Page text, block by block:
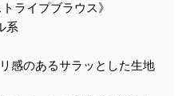
ライプブラウス》
系
感のあるサラッとした生地